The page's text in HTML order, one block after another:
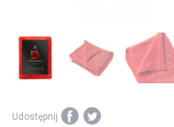
Udostępnij